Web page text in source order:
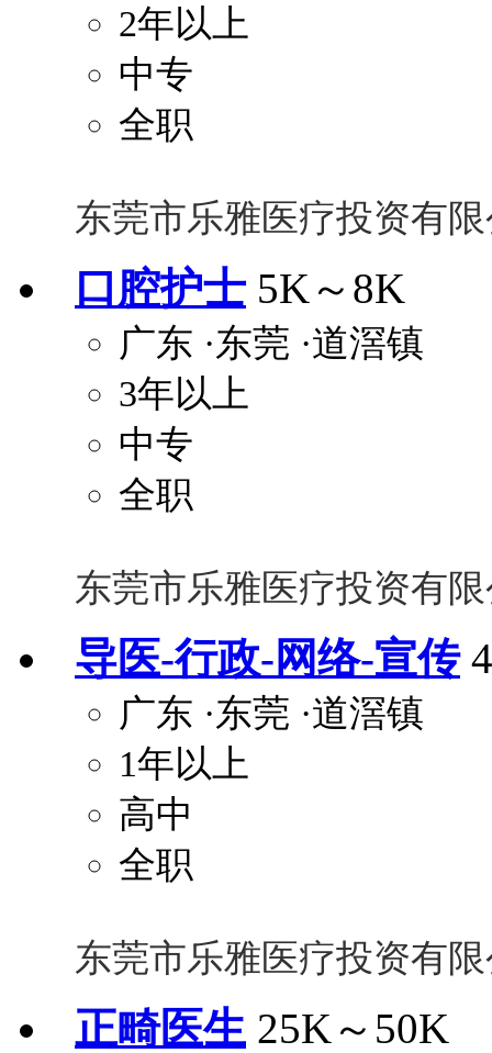
2年以上
中专
全职
东莞市乐雅医疗投资有
口腔护士 5K～8K
广东 ·东莞 ·道滘镇
3年以上
中专
全职
东莞市乐雅医疗投资有
导医-行政-网络-宣传
广东 ·东莞 ·道滘镇
1年以上
高中
全职
东莞市乐雅医疗投资有
正畸医生 25K～50K